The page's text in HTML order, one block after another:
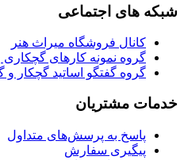
شبکه های اجتماعی
کانال فروشگاه میراث هنر
گروه نمونه کارهای
گروه گفتگو اساتید گچکار و
خدمات مشتریان
پاسخ به پرسش‌های متداول
پیگیری سفارش